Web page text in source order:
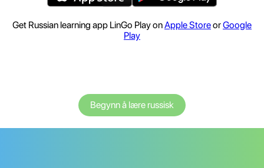
Get Russian learning app LinGo Play onApple StoreorGoogle
Play
Begynn å lære russisk